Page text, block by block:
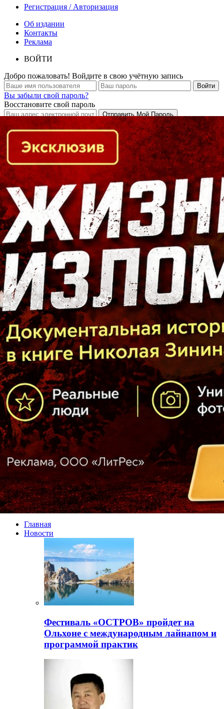
Регистрация / Авторизация
Об издании
Контакты
Реклама
ВОЙТИ
Добро пожаловать! Войдите в свою учётную запись
Вы забыли свой пароль?
Восстановите свой пароль
Кто есть кто в Байкальском регионе
Главная
Новости
Фестиваль «ОСТРОВ» пройдет на
Ольхоне с международным лайнапом и
программой практик